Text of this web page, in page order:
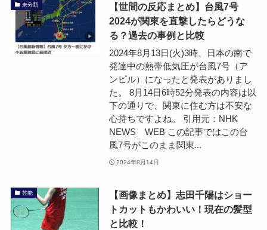
未分類
【世間の反応まとめ】台風7号
2024が関東を直撃したらどうな
る？過去の事例と比較
2024年8月13日(火)3時、日本の南で
発達中の熱帯低気圧が台風7号（ア
ンピル）になったと発表がありまし
た。 8月14日6時52分発表の内容は以
下の通りで、関東に住む方は不安な
心持ちですよね。 引用元：NHK
NEWS WEB この記事ではこの台
風7号がこのまま関東...
2024年8月14日
芸能
【画像まとめ】志田千陽はショー
トカットもかわいい！現在の髪型
と比較！